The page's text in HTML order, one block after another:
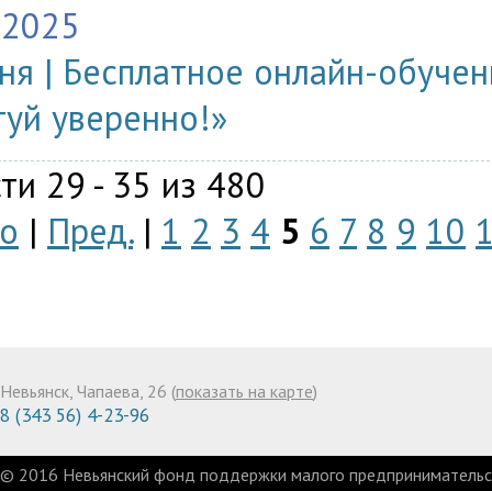
| Бесплатное онлайн-
уверенно!»
29 - 35 из 480
| Пред.| 1 2 3 4 5 6 7 8 9 10
Невьянск, Чапаева, 26 (показать на карте)
8 (343 56) 4-23-96
© 2016 Невьянский фонд поддержки малого